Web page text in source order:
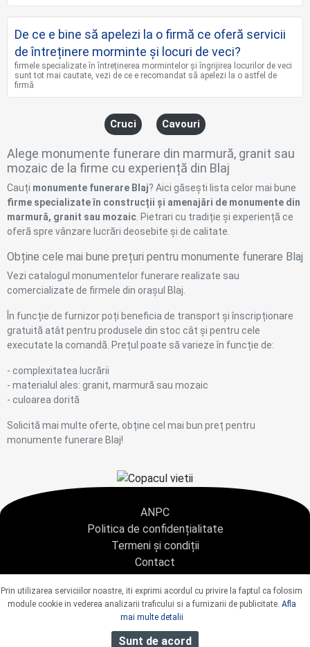
De ce e bine să apelezi la o firmă ce oferă servicii
de întreținere morminte și locuri de veci?
firmele specializate în întreținerea mormintelor și îngrijirea locurilor de veci
sunt tot mai cautate, vezi de ce e recomandat să apelezi la o astfel de
firmă
Cruci Cavouri
Alege monumente funerare din marmură, granit sau
mozaic de la firme cu experiență din Blaj
Cauți monumente funerare Blaj? Aici găsești lista celor mai bune
firme specializate în construcții și amenajări de monumente din
marmură, granit sau mozaic. Pietrari cu tradiție și experiență ce
oferă spre vânzare lucrări deosebite și de calitate.
Obține cele mai bune prețuri pentru monumente funerare Blaj
Vezi catalogul monumentelor funerare realizate sau
comercializate de firmele din orașul Blaj.
În funcție de furnizor poți beneficia de transport și înscripționare
gratuită atât pentru produsele din stoc cât și pentru cele
executate la comandă. Prețul poate să varieze în funcție de:
- complexitatea lucrării
- materialul ales: granit, marmură sau mozaic
- culoarea dorită
Solicită mai multe oferte, obține cel mai bun preț pentru
monumente funerare Blaj!
ANPC
Politica de confidențialitate
Termeni și condiții
Contact
Copyright © 2021 - AGENTIA CONDOLEANTE.RO SRL - toate drepturile rezervate
J40/9967/2020 CUI: 42925428
Prin utilizarea serviciilor noastre, iti exprimi acordul cu privire la faptul ca folosim
module cookie in vederea analizarii traficului si a furnizarii de publicitate. Afla
mai multe detalii
Sunt de acord